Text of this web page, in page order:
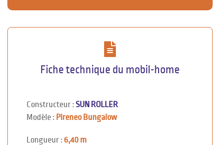
Fiche technique du mobil-home
Constructeur : SUN ROLLER
Modèle : Pireneo Bungalow
Longueur : 6,40 m